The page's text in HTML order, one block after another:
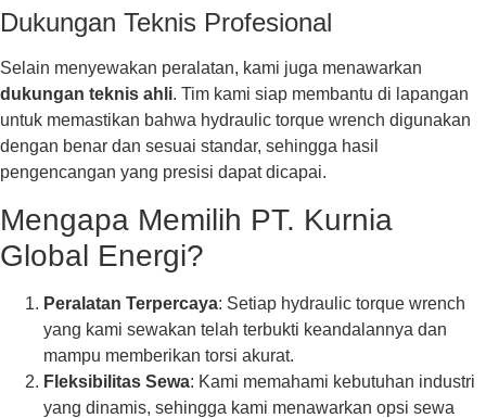
Dukungan Teknis Profesional
Selain menyewakan peralatan, kami juga menawarkan
dukungan teknis ahli. Tim kami siap membantu di lapangan
untuk memastikan bahwa hydraulic torque wrench digunakan
dengan benar dan sesuai standar, sehingga hasil
pengencangan yang presisi dapat dicapai.
Mengapa Memilih PT. Kurnia
Global Energi?
Peralatan Terpercaya: Setiap hydraulic torque wrench
yang kami sewakan telah terbukti keandalannya dan
mampu memberikan torsi akurat.
Fleksibilitas Sewa: Kami memahami kebutuhan industri
yang dinamis, sehingga kami menawarkan opsi sewa